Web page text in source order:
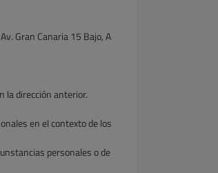
Gran Canaria 15 Bajo, A
la dirección anterior.
en el contexto de los
personales o de